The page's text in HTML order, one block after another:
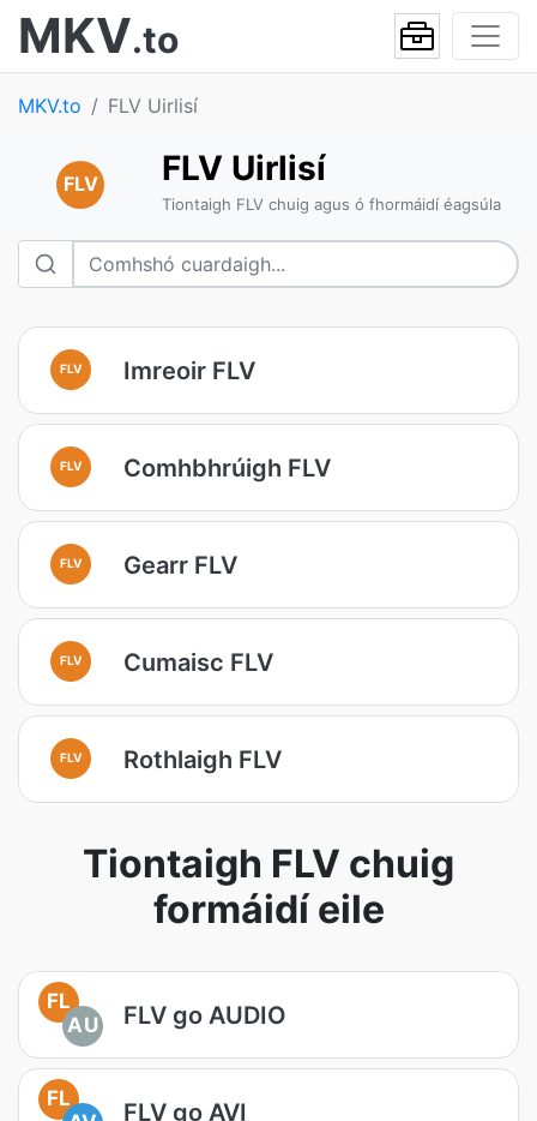
MKV.to
MKV.to FLV Uirlisí
FLV FLV Uirlisí
Tiontaigh FLV chuig agus ó fhormáidí éagsúla
FLV Imreoir FLV
FLV Comhbhrúigh FLV
FLV Gearr FLV
FLV Cumaisc FLV
FLV Rothlaigh FLV
Tiontaigh FLV chuig
formáidí eile
FL
AU
FLV go AUDIO
FL
FLV go AVI